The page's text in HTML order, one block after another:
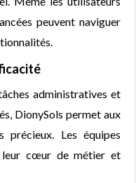
peuvent naviguer
administratives et
DionySols permet aux
précieux. Les équipes
leur cœur de métier et